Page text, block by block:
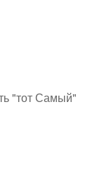
"тот Самый"